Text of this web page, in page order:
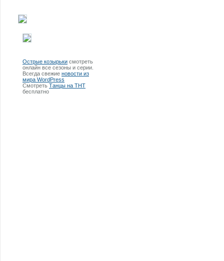
Острые козырьки смотреть
онлайн все сезоны и серии.
Всегда свежие новости из
мира WordPress
Смотреть Танцы на ТНТ
бесплатно